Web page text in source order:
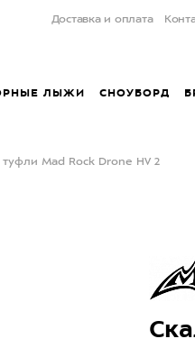
Доставка и оплата
ЛЫЖИ СНОУБОРД
Mad Rock Drone HV 2